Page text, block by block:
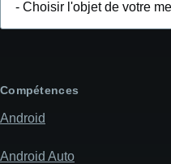
message
Compétences
Android
Android Auto